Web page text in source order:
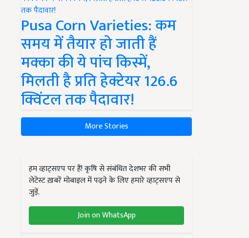
Pusa Corn Varieties: कम
समय में तैयार हो जाती हैं
मक्का की ये पांच किस्में,
मिलती है प्रति हेक्टेयर 126.6
क्विंटल तक पैदावार!
More Stories
हम व्हाट्सएप पर हैं! कृषि से संबंधित देशभर की सभी
लेटेस्ट ख़बरें मोबाइल में पढ़ने के लिए हमारे व्हाट्सएप से
जुड़ें.
Join on WhatsApp